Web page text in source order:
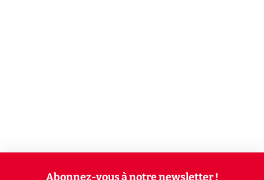
Abonnez-vous à notre newsletter !